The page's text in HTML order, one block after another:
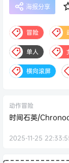
海报分享
冒险
单人
横向滚屏
动作冒险
时间石英/
2025-11-25